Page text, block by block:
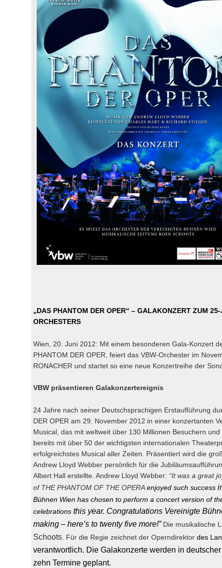
„DAS PHANTOM DER OPER“ – GALAKONZERT ZUM
ORCHESTERS
Wien, 20. Juni 2012: Mit einem besonderen Gala-Konzert
PHANTOM DER OPER, feiert das VBW-Orchester im
RONACHER und startet so eine neue Konzertreihe der
VBW präsentieren Galakonzertereignis
24 Jahre nach seiner Deutschsprachigen Erstaufführung
DER OPER am 29. November 2012 in einer konzertanten
Musical, das mit weltweit über 130 Millionen Besuchern
bereits mit über 50 der wichtigsten internationalen
erfolgreichstes Musical aller Zeiten. Präsentiert wird die
Andrew Lloyd Webber persönlich für die
Albert Hall erstellte. Andrew Lloyd Webber: “It was a great
of THE PHANTOM OF THE OPERAenjoyed such success
Bühnen Wien has chosen to perform a concert version of
celebrationsthis year. Congratulations Vereinigte
making – here’s to twenty five more!” Die musikalische
Schoots. Für die Regie zeichnet der Operndirektor des
verantwortlich. Die Galakonzerte werden in
zehn Termine geplant.